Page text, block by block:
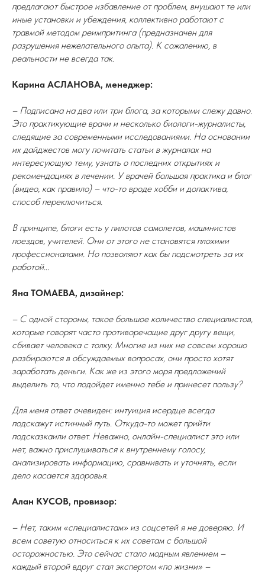
предлагают быстрое избавление от проблем, внушают те или
иные установки и убеждения, коллективно работают с
травмой методом реимпритинга (предназначен для
разрушения нежелательного опыта). К сожалению, в
реальности не всегда так.
Карина АСЛАНОВА, менеджер:
– Подписана на два или три блога, за которыми слежу давно.
Это практикующие врачи и несколько биологи-журналисты,
следящие за современными исследованиями. На основании
их дайджестов могу почитать статьи в журналах на
интересующую тему, узнать о последних открытиях и
рекомендациях в лечении. У врачей большая практика и блог
(видео, как правило) – что-то вроде хобби и допактива,
способ переключиться.
В принципе, блоги есть у пилотов самолетов, машинистов
поездов, учителей. Они от этого не становятся плохими
профессионалами. Но позволяют как бы подсмотреть за их
работой...
Яна ТОМАЕВА, дизайнер:
– С одной стороны, такое большое количество специалистов,
которые говорят часто противоречащие друг другу вещи,
сбивает человека с толку. Многие из них не совсем хорошо
разбираются в обсуждаемых вопросах, они просто хотят
заработать деньги. Как же из этого моря предложений
выделить то, что подойдет именно тебе и принесет пользу?
Для меня ответ очевиден: интуиция исердце всегда
подскажут истинный путь. Откуда-то может прийти
подсказкаили ответ. Неважно, онлайн-специалист это или
нет, важно прислушиваться к внутреннему голосу,
анализировать информацию, сравнивать и уточнять, если
дело касается здоровья.
Алан КУСОВ, провизор:
– Нет, таким «специалистам» из соцсетей я не доверяю. И
всем советую относиться к их советам с большой
осторожностью. Это сейчас стало модным явлением –
каждый второй вдруг стал экспертом «по жизни» –